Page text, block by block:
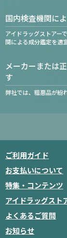
国内検査機関に
アイドラッグストアー
関による成分鑑定を適
メーカーまたは
す
弊社では、粗悪品が紛
ご利用ガイド
お支払いについて
特集・コンテンツ
アイドラッグスト
よくあるご質問
お知らせ